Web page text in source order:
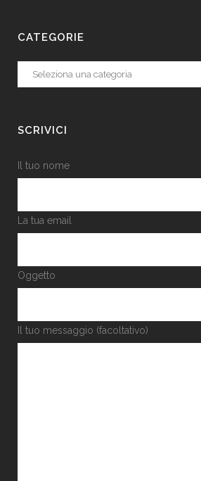
CATEGORIE
Categorie
SCRIVICI
Il tuo nome
La tua email
Oggetto
Il tuo messaggio (facoltativo)